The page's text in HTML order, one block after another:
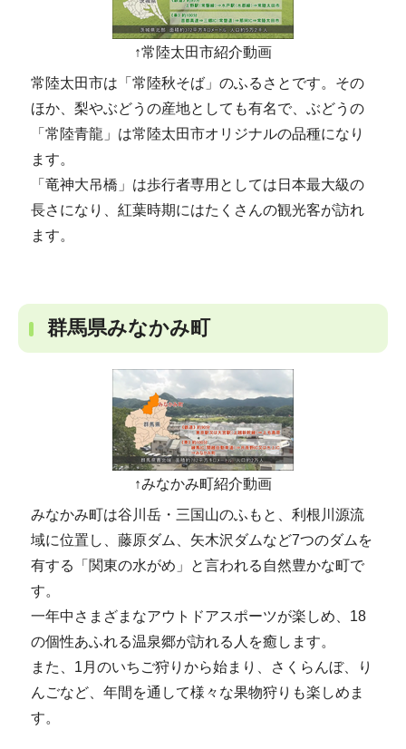
↑常陸太田市紹介動画
常陸太田市は「常陸秋そば」のふるさとです。その
ほか、梨やぶどうの産地としても有名で、ぶどうの
「常陸青龍」は常陸太田市オリジナルの品種になり
ます。
「竜神大吊橋」は歩行者専用としては日本最大級の
長さになり、紅葉時期にはたくさんの観光客が訪れ
ます。
群馬県みなかみ町
↑みなかみ町紹介動画
みなかみ町は谷川岳・三国山のふもと、利根川源流
域に位置し、藤原ダム、矢木沢ダムなど7つのダムを
有する「関東の水がめ」と言われる自然豊かな町で
す。
一年中さまざまなアウトドアスポーツが楽しめ、18
の個性あふれる温泉郷が訪れる人を癒します。
また、1月のいちご狩りから始まり、さくらんぼ、り
んごなど、年間を通して様々な果物狩りも楽しめま
す。